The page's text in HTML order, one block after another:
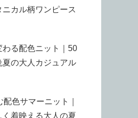
カル柄ワンピース
る配色ニット｜50
の大人カジュアル
色サマーニット｜
着映える大人の夏